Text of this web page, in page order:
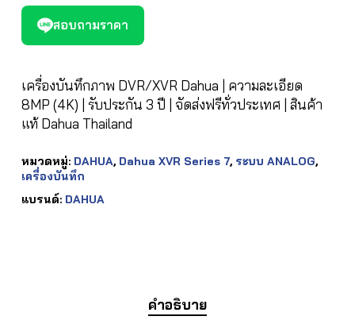
สอบถามราคา
เครื่องบันทึกภาพ DVR/XVR Dahua | ความละเอียด
8MP (4K) | รับประกัน 3 ปี | จัดส่งฟรีทั่วประเทศ | สินค้า
แท้ Dahua Thailand
หมวดหมู่: DAHUA, Dahua XVR Series 7, ระบบ ANALOG,
เครื่องบันทึก
แบรนด์: DAHUA
คำอธิบาย